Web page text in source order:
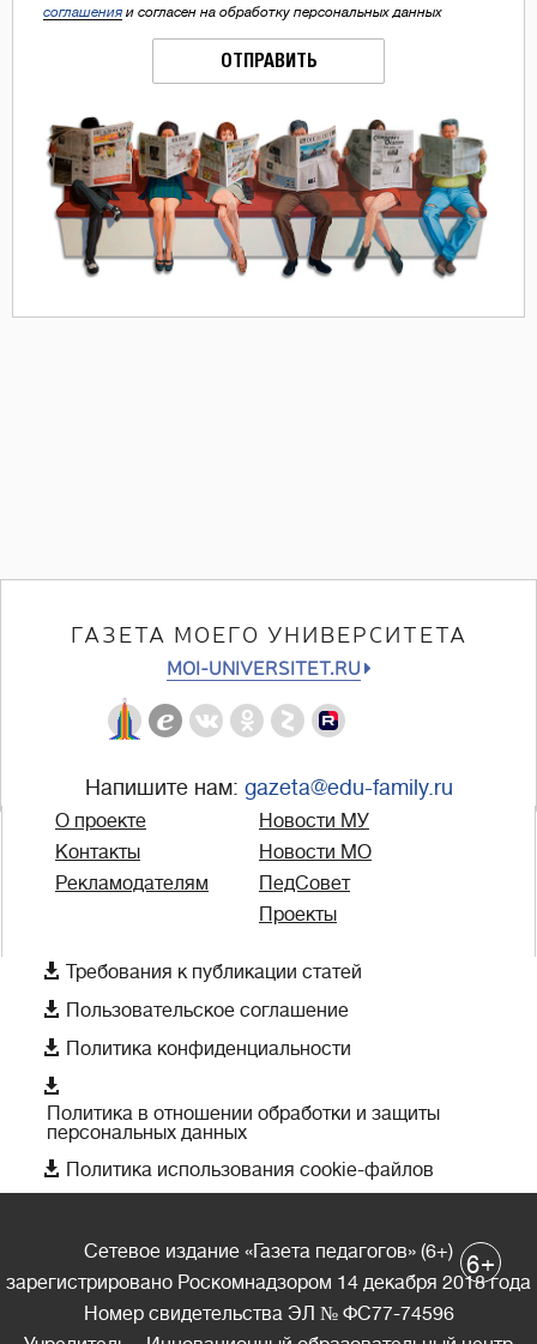
соглашения и согласен на обработку персональных данных
ОТПРАВИТЬ
ГАЗЕТА МОЕГО УНИВЕРСИТЕТА
MOI-UNIVERSITET.RU
Напишите нам: gazeta@edu-family.ru
О проекте
Контакты
Рекламодателям
Новости МУ
Новости МО
ПедСовет
Проекты
 Требования к публикации статей
 Пользовательское соглашение
 Политика конфиденциальности

Политика в отношении обработки и защиты
персональных данных
 Политика использования cookie-файлов
Сетевое издание «Газета педагогов» (6+)
зарегистрировано Роскомнадзором 14 декабря 2018 года
Номер свидетельства ЭЛ № ФС77-74596
6+